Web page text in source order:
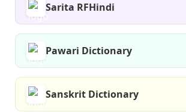
Sarita RFHindi
Pawari Dictionary
Sanskrit Dictionary